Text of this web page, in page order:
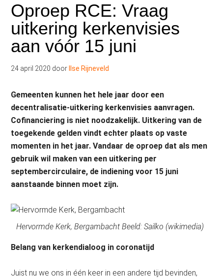
Oproep RCE: Vraag
uitkering kerkenvisies
aan vóór 15 juni
24 april 2020 door Ilse Rijneveld
Gemeenten kunnen het hele jaar door een
decentralisatie-uitkering kerkenvisies aanvragen.
Cofinanciering is niet noodzakelijk. Uitkering van de
toegekende gelden vindt echter plaats op vaste
momenten in het jaar. Vandaar de oproep dat als men
gebruik wil maken van een uitkering per
septembercirculaire, de indiening voor 15 juni
aanstaande binnen moet zijn.
Hervormde Kerk, Bergambacht Beeld: Sailko (wikimedia)
Belang van kerkendialoog in coronatijd
Juist nu we ons in één keer in een andere tijd bevinden,